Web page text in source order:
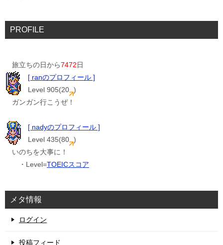
PROFILE
旅立ちの日から7472日
[ ranのプロフィール ]
Level 905(20 )
ガンガン行こうぜ！
[ nadyのプロフィール ]
Level 435(80 )
いのちを大事に！
・Level=TOEICスコア
メタ情報
ログイン
投稿フィード